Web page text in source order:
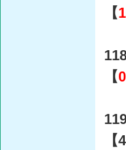
【
【